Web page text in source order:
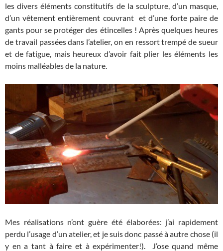
les divers éléments constitutifs de la sculpture, d’un masque,
d’un vêtement entièrement couvrant et d’une forte paire de
gants pour se protéger des étincelles ! Après quelques heures
de travail passées dans l’atelier, on en ressort trempé de sueur
et de fatigue, mais heureux d’avoir fait plier les éléments les
moins malléables de la nature.
Mes réalisations n’ont guère été élaborées: j’ai rapidement
perdu l’usage d’un atelier, et je suis donc passé à autre chose (il
y en a tant à faire et à expérimenter!). J’ose quand même